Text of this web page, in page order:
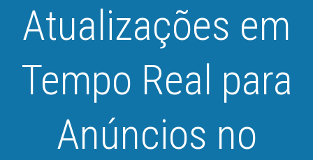
Atualizações em
Tempo Real para
Anúncios no